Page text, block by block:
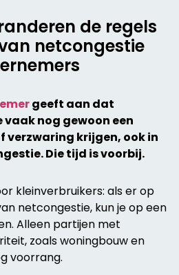
de regels
netcongestie
geeft aan dat
nog gewoon een
verzwaring krijgen, ook in
Die tijd is voorbij.
kleinverbruikers: als er op
netcongestie, kun je op een
Alleen partijen met
zoals woningbouw en
voorrang.